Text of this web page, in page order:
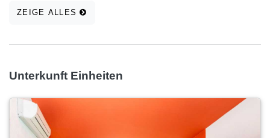
ZEIGE ALLES
Unterkunft Einheiten